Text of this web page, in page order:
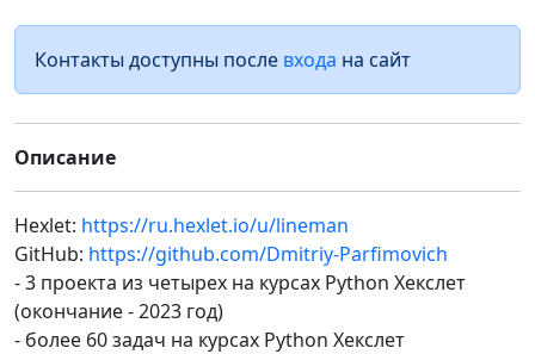
Контакты доступны после входа на сайт
Описание
Hexlet: https://ru.hexlet.io/u/lineman
GitHub: https://github.com/Dmitriy-Parfimovich
- 3 проекта из четырех на курсах Python Хекслет
(окончание - 2023 год)
- более 60 задач на курсах Python Хекслет